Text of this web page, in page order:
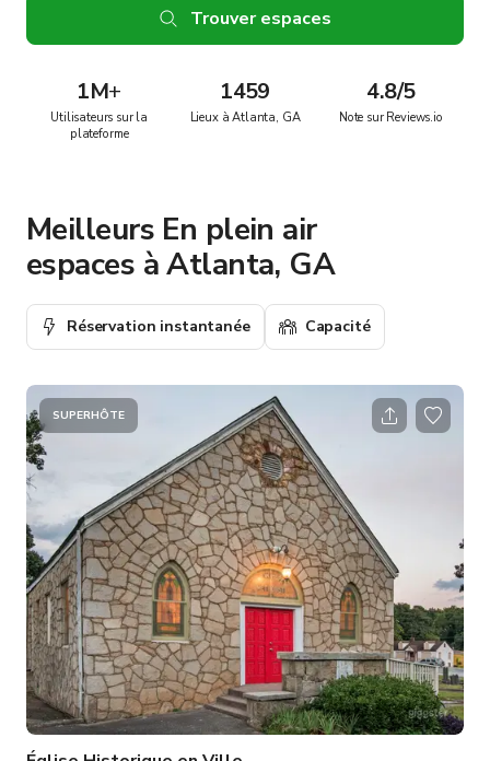
Trouver espaces
1M+
Utilisateurs sur la
plateforme
1459
Lieux à Atlanta, GA
4.8/5
Note sur Reviews.io
Meilleurs En plein air
espaces à Atlanta, GA
Réservation instantanée Capacité
SUPERHÔTE